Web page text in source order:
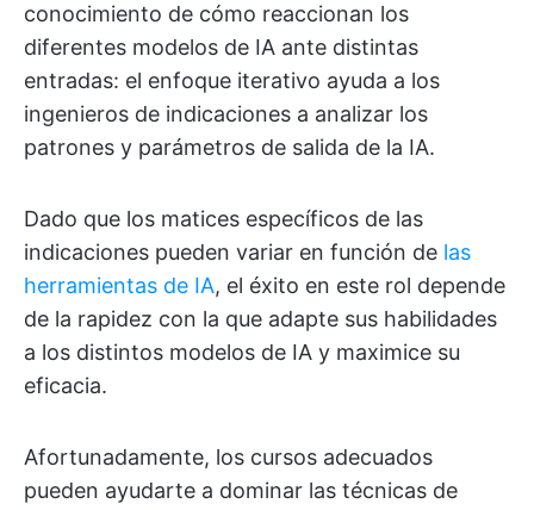
conocimiento de cómo reaccionan los
diferentes modelos de IA ante distintas
entradas: el enfoque iterativo ayuda a los
ingenieros de indicaciones a analizar los
patrones y parámetros de salida de la IA.
Dado que los matices específicos de las
indicaciones pueden variar en función de las
herramientas de IA, el éxito en este rol depende
de la rapidez con la que adapte sus habilidades
a los distintos modelos de IA y maximice su
eficacia.
Afortunadamente, los cursos adecuados
pueden ayudarte a dominar las técnicas de